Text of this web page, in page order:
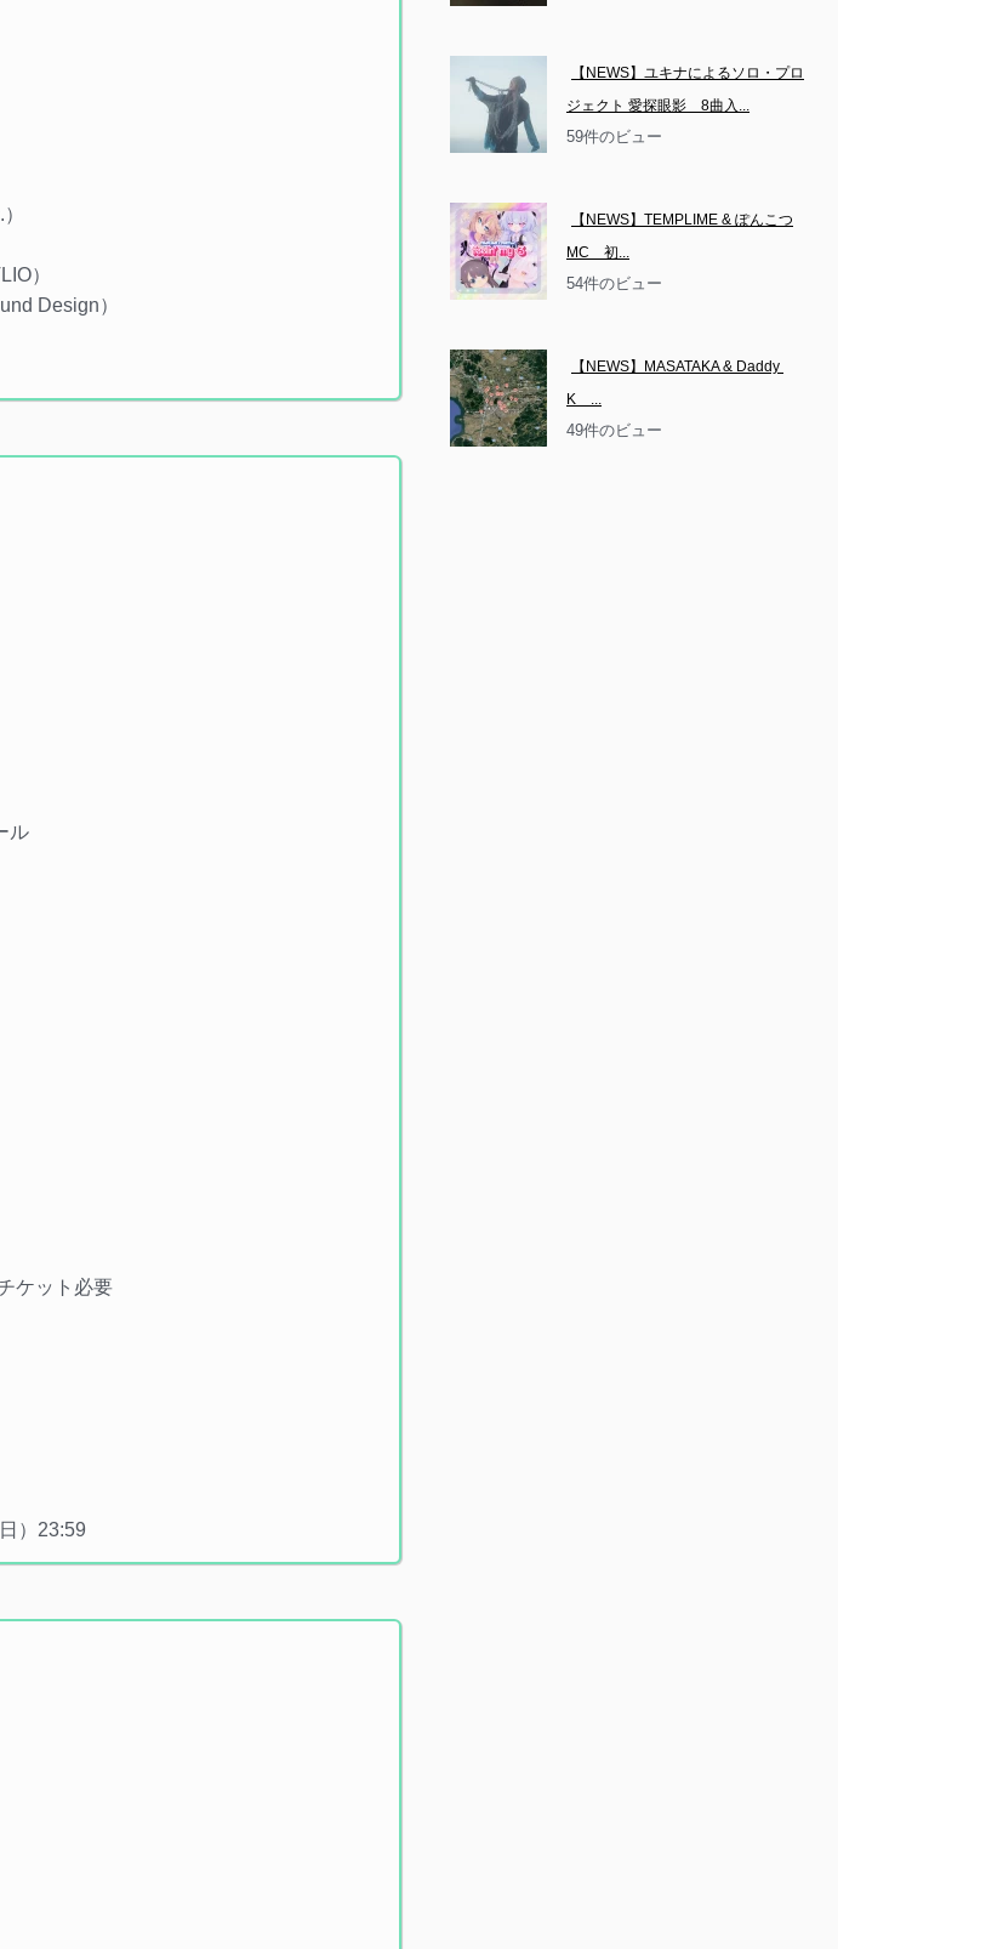
）
Design）
ル
ケット必要
）23:59
【NEWS】ユキナによるソロ・プロ
ジェクト 愛探眼影　8曲入...
59件のビュー
【NEWS】TEMPLIME & ぽんこつ
MC　初...
54件のビュー
【NEWS】MASATAKA & Daddy
K　...
49件のビュー